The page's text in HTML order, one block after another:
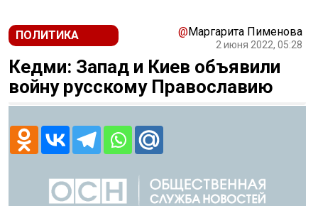
ПОЛИТИКА @Маргарита Пименова
2 июня 2022, 05:28
Кедми: Запад и Киев объявили
войну русскому Православию